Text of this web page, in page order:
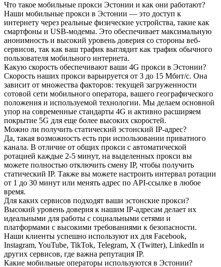
Что такое мобильные прокси Эстонии и как они работают?
Наши мобильные прокси в Эстонии — это доступ к
интернету через реальные физические устройства, такие как
смартфоны и USB-модемы. Это обеспечивает максимальную
анонимность и высокий уровень доверия со стороны веб-
сервисов, так как ваш трафик выглядит как трафик обычного
пользователя мобильного интернета.
Какую скорость обеспечивают ваши 4G прокси в Эстонии?
Скорость наших прокси варьируется от 3 до 15 Мбит/с. Она
зависит от множества факторов: текущей загруженности
сотовой сети мобильного оператора, вашего географического
положения и используемой технологии. Мы делаем основной
упор на современные стандарты 4G и активно расширяем
покрытие 5G для еще более высоких скоростей.
Можно ли получить статический эстонский IP-адрес?
Да, такая возможность есть при использовании приватного
канала. В отличие от общих прокси с автоматической
ротацией каждые 2-5 минут, на выделенных прокси вы
можете полностью отключить смену IP, чтобы получить
статический IP. Также вы можете настроить интервал ротации
от 1 до 30 минут или менять адрес по API-ссылке в любое
время.
Для каких сервисов подходят ваши эстонские прокси?
Высокий уровень доверия к нашим IP-адресам делает их
идеальными для работы с социальными сетями и
платформами с высокими требованиями к безопасности.
Наши клиенты успешно используют их для Facebook,
Instagram, YouTube, TikTok, Telegram, X (Twitter), LinkedIn и
других сервисов, где важна репутация IP.
Какие мобильные операторы используются в Эстонии?